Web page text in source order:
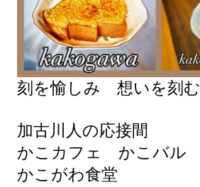
刻を愉しみ 想いを刻む
加古川人の応接間
かこカフェ かこバル
かこがわ食堂